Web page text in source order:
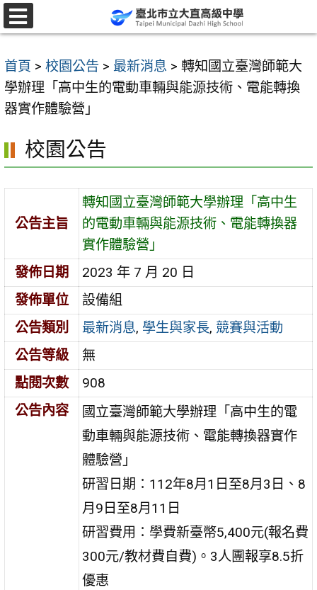
跳
至
要
內
容
首頁 > 校園公告 > 最新消息 > 轉知國立臺灣師範大
學辦理「高中生的電動車輛與能源技術、電能轉換
器實作體驗營」
校園公告
公告主旨
轉知國立臺灣師範大學辦理「高中生
的電動車輛與能源技術、電能轉換器
實作體驗營」
發佈日期
2023 年 7 月 20 日
發佈單位
設備組
公告類別
最新消息, 學生與家長, 競賽與活動
公告等級
無
點閱次數
908
公告內容
國立臺灣師範大學辦理「高中生的電
動車輛與能源技術、電能轉換器實作
體驗營」
研習日期：112年8月1日至8月3日、8
月9日至8月11日
研習費用：學費新臺幣5,400元(報名費
300元/教材費自費)。3人團報享8.5折
優惠
選
單